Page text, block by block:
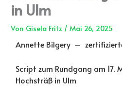
in Ulm
Von Gisela Fritz /Mai 26, 2025
Annette Bilgery –
Script zum Rundgang am 17.
Hochsträß in Ulm